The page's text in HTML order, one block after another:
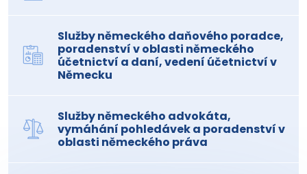
Služby německého daňového poradce,
poradenství v oblasti německého
účetnictví a daní, vedení účetnictví v
Německu
Služby německého advokáta,
vymáhání pohledávek a poradenství v
oblasti německého práva